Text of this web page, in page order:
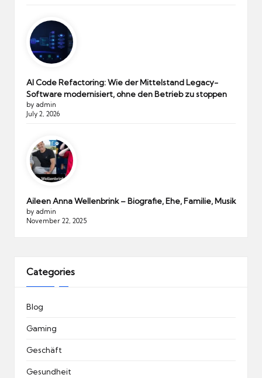
AI Code Refactoring: Wie der Mittelstand Legacy-
Software modernisiert, ohne den Betrieb zu stoppen
by admin
July 2, 2026
Aileen Anna Wellenbrink – Biografie, Ehe, Familie, Musik
by admin
November 22, 2025
Categories
Blog
Gaming
Geschäft
Gesundheit